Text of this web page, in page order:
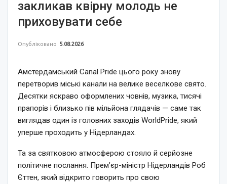
закликав квірну молодь не
приховувати себе
Опубліковано 5.08.2026
Амстердамський Canal Pride цього року знову
перетворив міські канали на велике веселкове свято.
Десятки яскраво оформлених човнів, музика, тисячі
прапорів і близько пів мільйона глядачів — саме так
виглядав один із головних заходів WorldPride, який
уперше проходить у Нідерландах.
Та за святковою атмосферою стояло й серйозне
політичне послання. Прем’єр-міністр Нідерландів Роб
Єттен, який відкрито говорить про свою